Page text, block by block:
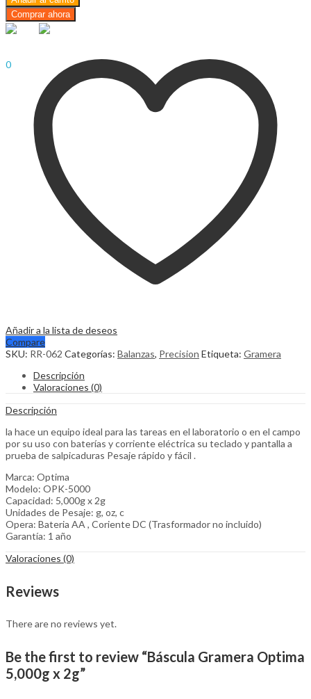
Cart $0.00
Menu
0
Comprar ahora
Añadir a la lista de deseos
Compare
SKU: RR-062 Categorías: Balanzas, Precision Etiqueta: Gramera
Descripción
Valoraciones (0)
Descripción
la hace un equipo ideal para las tareas en el laboratorio o en el campo
por su uso con baterías y corriente eléctrica su teclado y pantalla a
prueba de salpicaduras Pesaje rápido y fácil .
Marca: Optima
Modelo: OPK-5000
Capacidad: 5,000g x 2g
Unidades de Pesaje: g, oz, c
Opera: Bateria AA , Coriente DC (Trasformador no incluido)
Garantía: 1 año
Valoraciones (0)
Reviews
There are no reviews yet.
Be the first to review “Báscula Gramera Optima
5,000g x 2g”